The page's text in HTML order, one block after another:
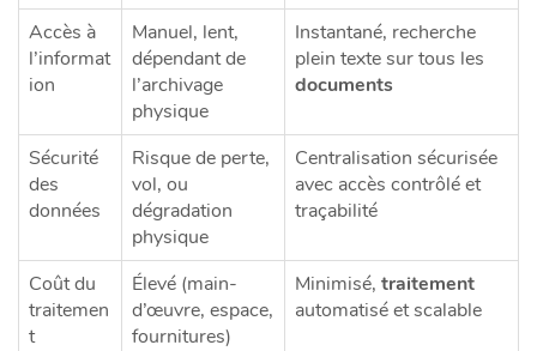
Accès à
l’informat
ion
Manuel, lent,
dépendant de
l’archivage
physique
Instantané, recherche
plein texte sur tous les
documents
Sécurité
des
données
Risque de perte,
vol, ou
dégradation
physique
Centralisation sécurisée
avec accès contrôlé et
traçabilité
Coût du
traitemen
t
Élevé (main-
d’œuvre, espace,
fournitures)
Minimisé, traitement
automatisé et scalable